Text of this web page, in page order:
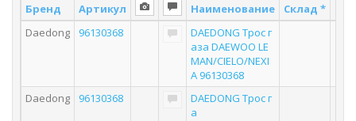
Бренд Артикул Наименование Склад *
Daedong
96130368
DAEDONG Трос г
аза DAEWOO LE
MAN/CIELO/NEXI
A 96130368
Daedong
96130368
DAEDONG Трос г
а